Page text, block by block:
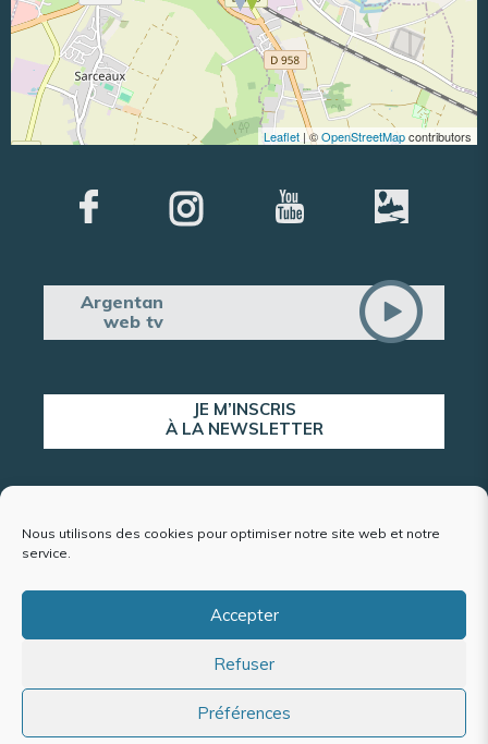
Nous utilisons des cookies pour optimiser notre site web et notre
service.
Accepter
Refuser
Préférences
Leaflet | ©OpenStreetMapcontributors
Argentan
web tv
JE M’INSCRIS
À LA NEWSLETTER
ALERTE POPULATION
Mentions légales et politique de confidentialité
Accessibilité : conformité partielle
Politique de cookies (UE)